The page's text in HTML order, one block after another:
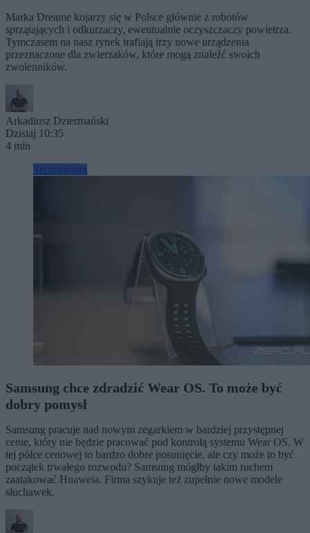
Marka Dreame kojarzy się w Polsce głównie z robotów
sprzątających i odkurzaczy, ewentualnie oczyszczaczy powietrza.
Tymczasem na nasz rynek trafiają trzy nowe urządzenia
przeznaczone dla zwierzaków, które mogą znaleźć swoich
zwolenników.
Arkadiusz Dziermański
Dzisiaj 10:35
4 min
Technologia
Samsung chce zdradzić Wear OS. To może być
dobry pomysł
Samsung pracuje nad nowym zegarkiem w bardziej przystępnej
cenie, który nie będzie pracować pod kontrolą systemu Wear OS. W
tej półce cenowej to bardzo dobre posunięcie, ale czy może to być
początek trwałego rozwodu? Samsung mógłby takim ruchem
zaatakować Huaweia. Firma szykuje też zupełnie nowe modele
słuchawek.